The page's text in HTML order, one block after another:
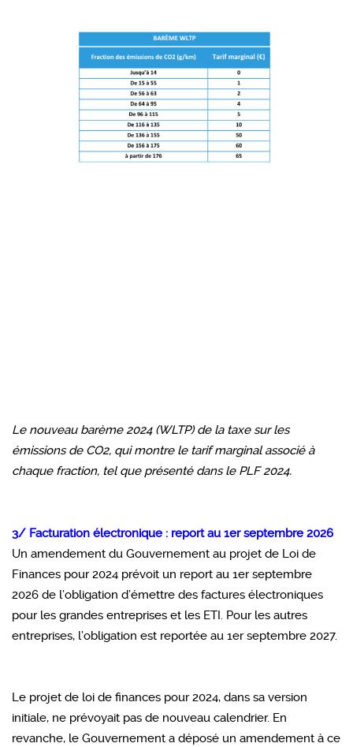
Le nouveau barème 2024 (WLTP) de la taxe sur les
émissions de CO2, qui montre le tarif marginal associé à
chaque fraction, tel que présenté dans le PLF 2024.
3/ Facturation électronique : report au 1er septembre 2026
Un amendement du Gouvernement au projet de Loi de
Finances pour 2024 prévoit un report au 1er septembre
2026 de l’obligation d’émettre des factures électroniques
pour les grandes entreprises et les ETI. Pour les autres
entreprises, l’obligation est reportée au 1er septembre 2027.
Le projet de loi de finances pour 2024, dans sa version
initiale, ne prévoyait pas de nouveau calendrier. En
revanche, le Gouvernement a déposé un amendement à ce